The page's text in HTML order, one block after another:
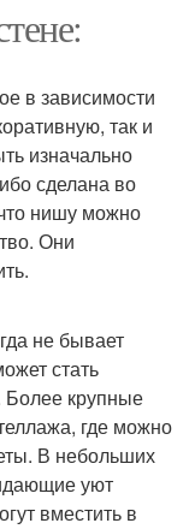
в зависимости
так и
изначально
сделана во
нишу можно
Они
не бывает
стать
крупные
где можно
В небольших
уют
вместить в